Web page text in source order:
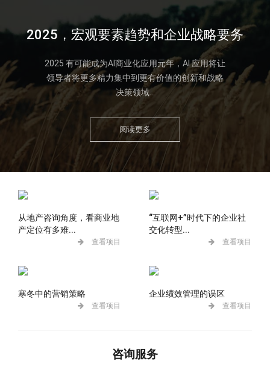
2025，宏观要素趋势和企业战略要务
2025 有可能成为AI商业化应用元年，AI 应用将让
领导者将更多精力集中到更有价值的创新和战略
决策领域...
阅读更多
从地产咨询角度，看商业地
产定位有多难...
查看项目
“互联网+”时代下的企业社
交化转型...
查看项目
寒冬中的营销策略
查看项目
企业绩效管理的误区
查看项目
咨询服务